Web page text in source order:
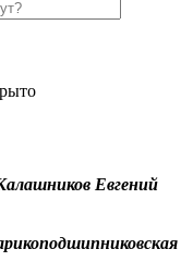
Евгений